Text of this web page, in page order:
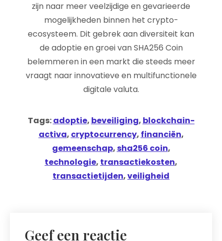
zijn naar meer veelzijdige en gevarieerde
mogelijkheden binnen het crypto-
ecosysteem. Dit gebrek aan diversiteit kan
de adoptie en groei van SHA256 Coin
belemmeren in een markt die steeds meer
vraagt naar innovatieve en multifunctionele
digitale valuta.
Tags:adoptie, beveiliging, blockchain-
activa, cryptocurrency, financiën,
gemeenschap,sha256 coin,
technologie, transactiekosten,
transactietijden,veiligheid
Geef een reactie